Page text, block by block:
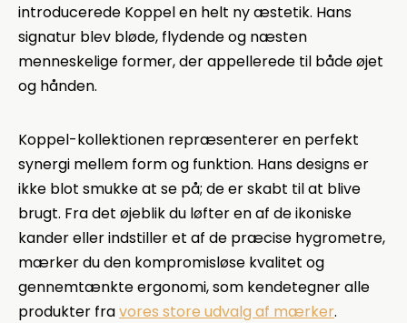
introducerede Koppel en helt ny æstetik. Hans
signatur blev bløde, flydende og næsten
menneskelige former, der appellerede til både øjet
og hånden.
Koppel-kollektionen repræsenterer en perfekt
synergi mellem form og funktion. Hans designs er
ikke blot smukke at se på; de er skabt til at blive
brugt. Fra det øjeblik du løfter en af de ikoniske
kander eller indstiller et af de præcise hygrometre,
mærker du den kompromisløse kvalitet og
gennemtænkte ergonomi, som kendetegner alle
produkter fravores store udvalg af mærker.